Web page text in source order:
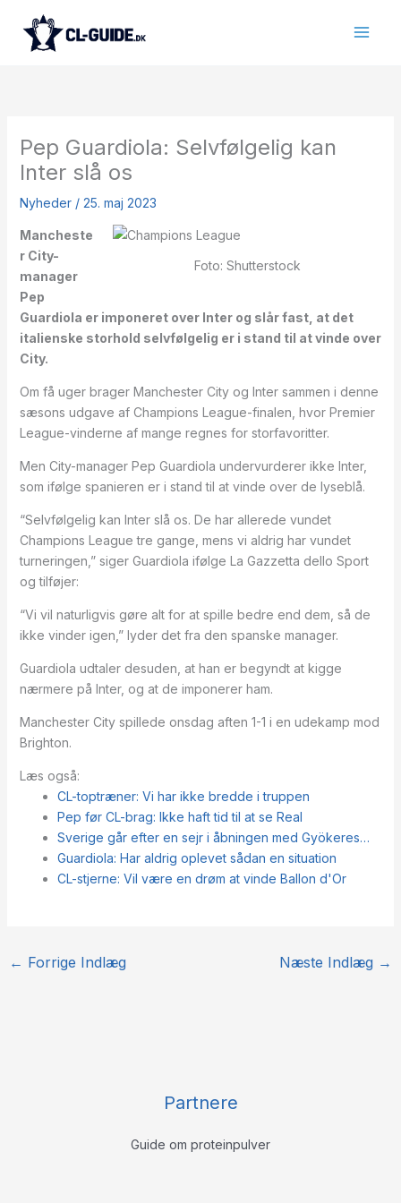
indholdet
Pep Guardiola: Selvfølgelig kan
Inter slå os
Nyheder/ 25. maj 2023
Foto: Shutterstock
Mancheste
r City-
manager
Pep
Guardiola er imponeret over Inter og slår fast, at det
italienske storhold selvfølgelig er i stand til at vinde over
City.
Om få uger brager Manchester City og Inter sammen i denne
sæsons udgave af Champions League-finalen, hvor Premier
League-vinderne af mange regnes for storfavoritter.
Men City-manager Pep Guardiola undervurderer ikke Inter,
som ifølge spanieren er i stand til at vinde over de lyseblå.
“Selvfølgelig kan Inter slå os. De har allerede vundet
Champions League tre gange, mens vi aldrig har vundet
turneringen,” siger Guardiola ifølge La Gazzetta dello Sport
og tilføjer:
“Vi vil naturligvis gøre alt for at spille bedre end dem, så de
ikke vinder igen,” lyder det fra den spanske manager.
Guardiola udtaler desuden, at han er begyndt at kigge
nærmere på Inter, og at de imponerer ham.
Manchester City spillede onsdag aften 1-1 i en udekamp mod
Brighton.
Læs også:
CL-toptræner: Vi har ikke bredde i truppen
Pep før CL-brag: Ikke haft tid til at se Real
Sverige går efter en sejr i åbningen med Gyökeres…
Guardiola: Har aldrig oplevet sådan en situation
CL-stjerne: Vil være en drøm at vinde Ballon d'Or
← Forrige Indlæg Næste Indlæg →
Partnere
Guide om proteinpulver